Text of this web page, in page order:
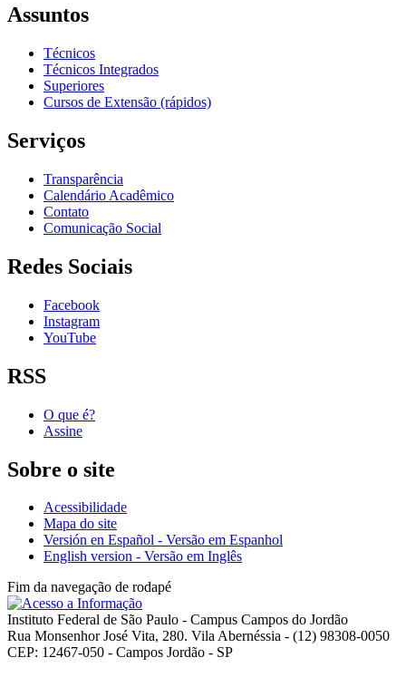
Assuntos
Técnicos
Técnicos Integrados
Superiores
Cursos de Extensão (rápidos)
Serviços
Transparência
Calendário Acadêmico
Contato
Comunicação Social
Redes Sociais
Facebook
Instagram
YouTube
RSS
O que é?
Assine
Sobre o site
Acessibilidade
Mapa do site
Versión en Español - Versão em Espanhol
English version - Versão em Inglês
Fim da navegação de rodapé
Instituto Federal de São Paulo - Campus Campos do Jordão
Rua Monsenhor José Vita, 280. Vila Abernéssia - (12) 98308-0050
CEP: 12467-050 - Campos Jordão - SP